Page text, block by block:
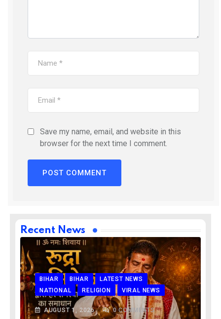
Save my name, email, and website in this
browser for the next time I comment.
Recent News
BIHAR BIHAR
LATEST NEWS
NATIONAL
RELIGION VIRAL NEWS
AUGUST 1, 2026 0COMMENTS